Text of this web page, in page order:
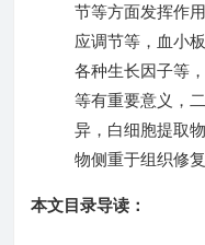
节等方面发挥作
应调节等，血小
各种生长因子等
等有重要意义，
异，白细胞提取
物侧重于组织修
本文目录导读：